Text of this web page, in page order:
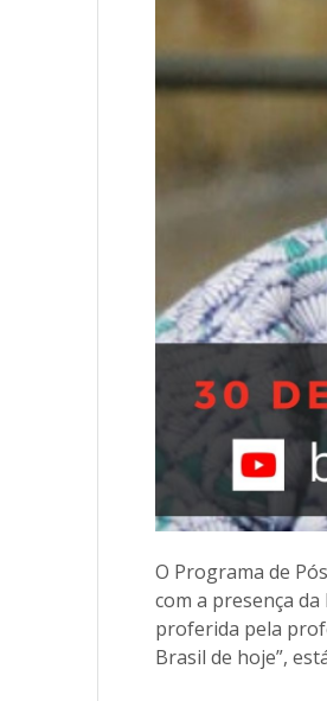
O Programa de
com a presença
proferida pela
Brasil de hoje”,